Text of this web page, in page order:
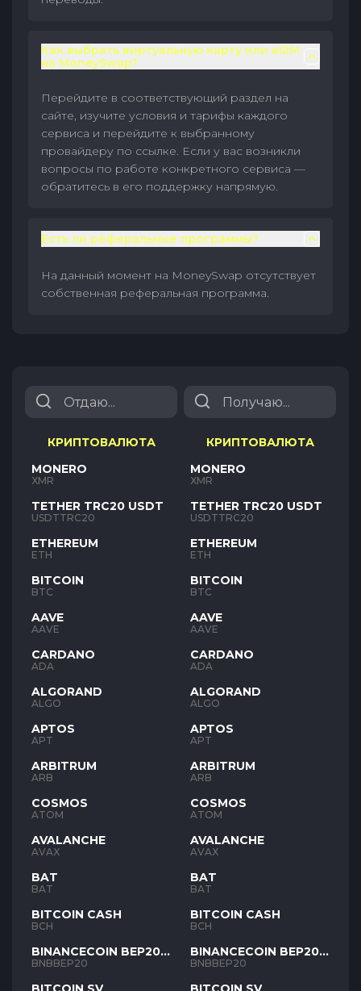
Как выбрать виртуальную карту или eSIM
на MoneySwap?
Перейдите в соответствующий раздел на
сайте, изучите условия и тарифы каждого
сервиса и перейдите к выбранному
провайдеру по ссылке. Если у вас возникли
вопросы по работе конкретного сервиса —
обратитесь в его поддержку напрямую.
Есть ли реферальные программы?
На данный момент на MoneySwap отсутствует
собственная реферальная программа.
КРИПТОВАЛЮТА
MONERO
XMR
TETHER TRC20 USDT
USDTTRC20
ETHEREUM
ETH
BITCOIN
BTC
AAVE
AAVE
CARDANO
ADA
ALGORAND
ALGO
APTOS
APT
ARBITRUM
ARB
COSMOS
ATOM
AVALANCHE
AVAX
BAT
BAT
BITCOIN CASH
BCH
BINANCECOIN BEP20
BNB
BNBBEP20
КРИПТОВАЛЮТА
MONERO
XMR
TETHER TRC20 USDT
USDTTRC20
ETHEREUM
ETH
BITCOIN
BTC
AAVE
AAVE
CARDANO
ADA
ALGORAND
ALGO
APTOS
APT
ARBITRUM
ARB
COSMOS
ATOM
AVALANCHE
AVAX
BAT
BAT
BITCOIN CASH
BCH
BINANCECOIN BEP20
BNB
BNBBEP20